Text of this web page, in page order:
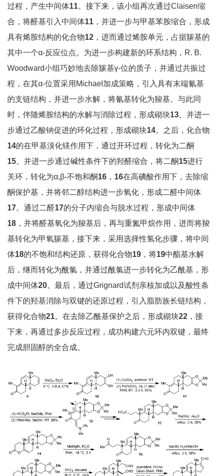
过程，产生中间体11。接下来，该小组再次通过Claisen缩
合，将醛基引入中间体11 ，并进一步与甲基苯胺缩合，形成
具有烯胺结构的化合物12 ，进而通过烯胺单元，占据羰基的
其中一个α-反应位点。为进一步构建新的环系结构，R. B.
Woodward小组巧妙地去除羰基γ-位的质子，并通过共振过
程，在其α-位置采用Michael加成策略，引入具有末端氰基
的支链结构，并进一步水解，将氰基转化为羧基。与此同
时，伴随烯胺结构的水解与消除过程，形成砌块13。并进一
步通过乙酸钠促进的环化过程，形成砌块14。之后，化合物
14的在甲基溴化镁作用下，通过开环过程，转化为二酮
15。并进一步通过碱性条件下的羟醛缩合，将二酮15进行
关环，转化为α,β-不饱和酮16 ， 16在高碘酸作用下，去除缩
酮保护基，并将邻二醇结构进一步氧化，形成二醛中间体
17。通过二醛17的分子内缩合与脱水过程，形成中间体
18 ，并将醛基氧化为羧基后，再与重氮甲烷作用，进而将羧
基转化为甲氧羰基，接下来，采用选择性氢化步骤，将中间
体18的不饱和结构还原，获得化合物19 ，将19中酯基水解
后，继而转化为酰氯，并通过酰氯进一步转化为乙酰基，形
成中间体20。最后，通过Grignard试剂亲核加成以及酸性条
件下的羟基消除与双键的还原过程，引入脂肪族长链结构，
获得化合物21。在去除乙酰基保护之后，形成砌块22 ，接
下来，再通过多步反应过程，成功构建六元环内双键，最终
完成胆固醇的全合成。